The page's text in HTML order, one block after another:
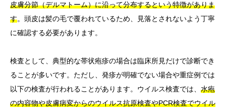
皮膚分節（デルマトーム）に沿って分布するという特徴がありま
す。頭皮は髪の毛で覆われているため、見落とされないよう丁寧
に確認する必要があります。
検査として、典型的な帯状疱疹の場合は臨床所見だけで診断でき
ることが多いです。ただし、発疹が明確でない場合や重症例では
以下の検査が行われることがあります。ウイルス検査では、 水疱
の内容物や皮膚病変からのウイルス抗原検査やPCR検査でウイル